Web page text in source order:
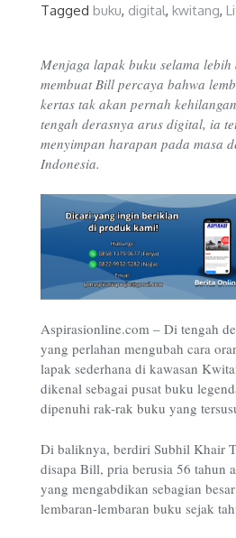
Tagged buku, digital, kwitang,
Menjaga lapak buku selama
membuat Bill percaya bahwa
kertas tak akan pernah
tengah derasnya arus digital, ia
menyimpan harapan pada masa
Indonesia.
Aspirasionline.com – Di tengah
yang perlahan mengubah cara
lapak sederhana di kawasan
dikenal sebagai pusat buku
dipenuhi rak-rak buku yang
Di baliknya, berdiri Subhil Khair
disapa Bill, pria berusia 56 tahun
yang mengabdikan sebagian
lembaran-lembaran buku sejak